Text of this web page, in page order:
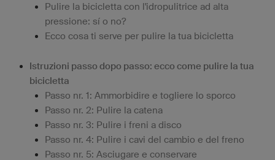
Pulire la bicicletta con l'idropulitrice ad alta
pressione: sí o no?
Ecco cosa ti serve per pulire la tua bicicletta
Istruzioni passo dopo passo: ecco come pulire la tua
bicicletta
Passo nr. 1: Ammorbidire e togliere lo sporco
Passo nr. 2: Pulire la catena
Passo nr. 3: Pulire i freni a disco
Passo nr. 4: Pulire i cavi del cambio e del freno
Passo nr. 5: Asciugare e conservare